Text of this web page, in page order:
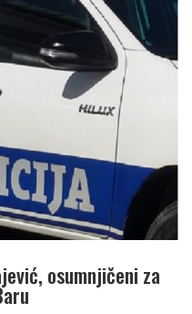
osumnjičeni za